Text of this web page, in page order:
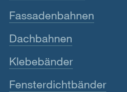
Fassadenbahnen
Dachbahnen
Klebebänder
Fensterdichtbänder